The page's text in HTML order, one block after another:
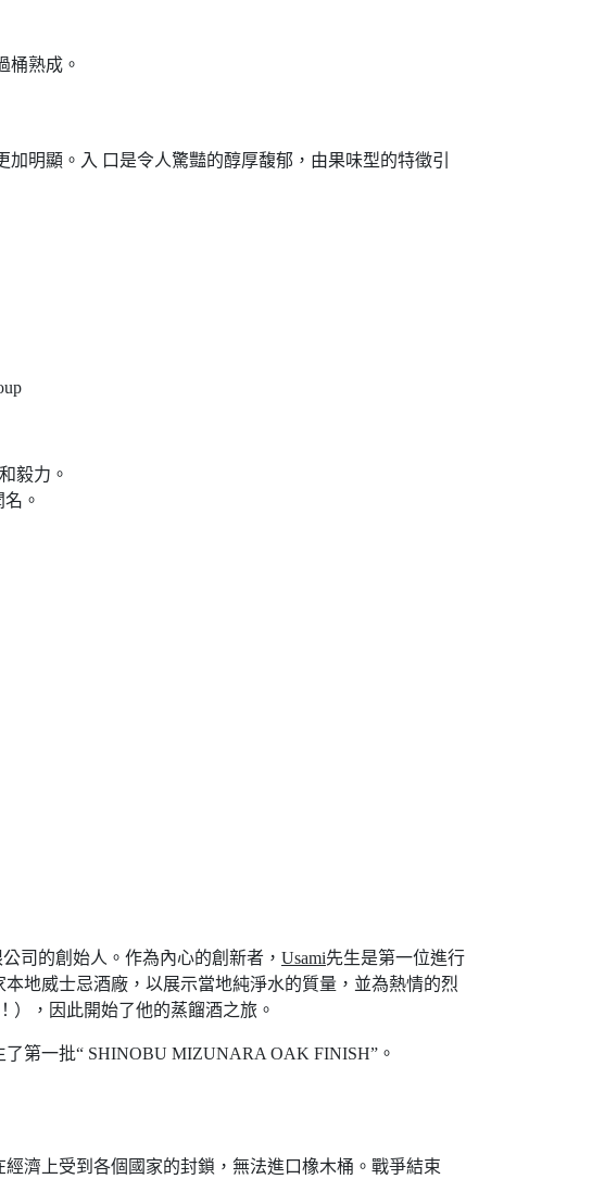
桶熟成。
明顯。入 口是令人驚豔的醇厚馥郁，由果味型的特徵引
毅力。
。
司的創始人。作為內心的創新者， Usami先生是第一位進行
地威士忌酒廠，以展示當地純淨水的質量，並為熱情的烈
），因此開始了他的蒸餾酒之旅。
第一批“ SHINOBU MIZUNARA OAK FINISH”。
濟上受到各個國家的封鎖，無法進口橡木桶。戰爭結束